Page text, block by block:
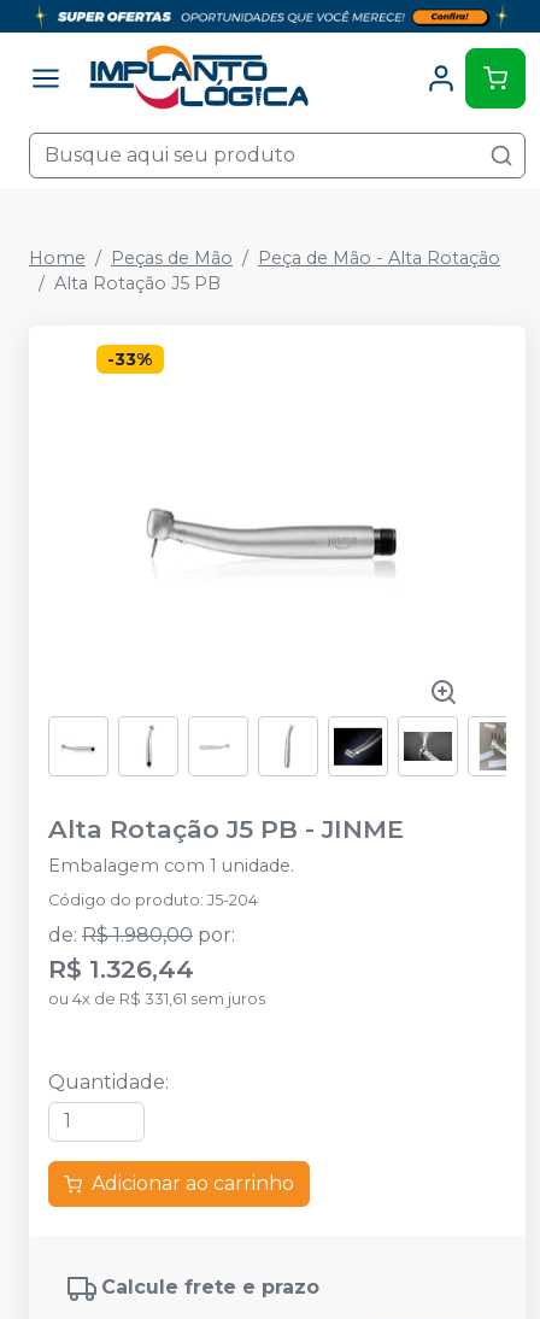
Home Peças de Mão
Peça de Mão - Alta Rotação
Alta Rotação J5 PB
-33%
Alta Rotação J5 PB - JINME
Embalagem com 1 unidade.
Código do produto: J5-204
de: R$ 1.980,00 por:
R$ 1.326,44
ou 4x de R$ 331,61 sem juros
Quantidade:
Adicionar ao carrinho
Calcule frete e prazo